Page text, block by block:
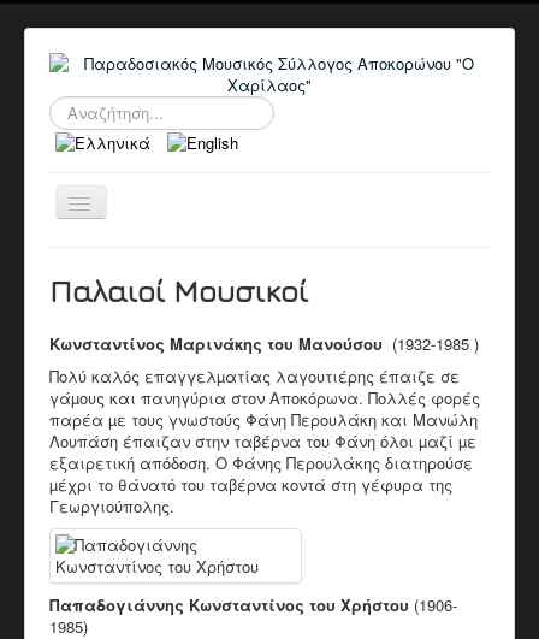
Αναζήτηση...
Εναλλαγή
πλοήγησης
ΠΛΗΡΟΦΟΡΙΕΣ
ΑΝΑΚΟΙΝΩΣΕΙΣ
ΕΚΔΗΛΏΣΕΙΣ
Αρχείο Εκδηλώσεων
Ημερολόγιο
ΒΙΟΓΡΑΦΙΚΆ
Βιογραφικά Μελών
Παλαιοί Μουσικοί
ΒΙΝΤΕΟ
Π.Μ. Σύλλογος Αποκορώνου "Ο Χαρίλαος"
Χαρίλαος Πιπεράκης
Παπαδάκης Μιχάλης (Πλακιανός)
Καπόκης Δημήτρης
Καντέρης Γεώργιος (Καντερογιώργης)
Παπαδάκη Ασπασία & Παύλος
Παλαιοί Μουσικοί
Κωνσταντίνος Μαρινάκης του Μανούσου (1932-1985 )
Πολύ καλός επαγγελµατίας λαγουτιέρης έπαιζε σε
γάµους και πανηγύρια στον Αποκόρωνα. Πολλές φορές
παρέα µε τους γνωστούς Φάνη Περουλάκη και Μανώλη
Λουπάση έπαιζαν στην ταβέρνα του Φάνη όλοι µαζί µε
εξαιρετική απόδοση. Ο Φάνης Περουλάκης διατηρούσε
µέχρι το θάνατό του ταβέρνα κοντά στη γέφυρα της
Γεωργιούπολης.
Παπαδογιάννης Κωνσταντίνος του Χρήστου (1906-
1985)